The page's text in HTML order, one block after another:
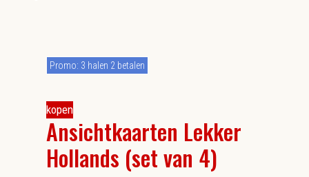
kopen
Ansichtkaarten Lekker
Hollands (set van 4)
Promo: 3 halen 2 betalen